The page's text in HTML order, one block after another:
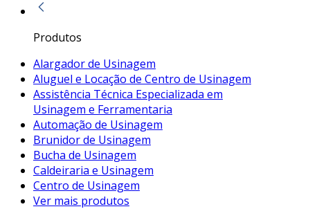
Produtos
Alargador de Usinagem
Aluguel e Locação de Centro de Usinagem
Assistência Técnica Especializada em
Usinagem e Ferramentaria
Automação de Usinagem
Brunidor de Usinagem
Bucha de Usinagem
Caldeiraria e Usinagem
Centro de Usinagem
Ver mais produtos